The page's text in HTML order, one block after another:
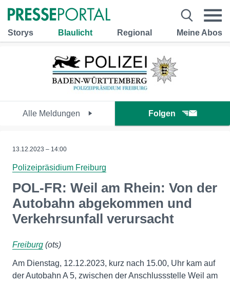
Storys Blaulicht Regional Meine Abos
Alle Meldungen Folgen
13.12.2023 – 14:00
Polizeipräsidium Freiburg
POL-FR: Weil am Rhein: Von der
Autobahn abgekommen und
Verkehrsunfall verursacht
Freiburg (ots)
Am Dienstag, 12.12.2023, kurz nach 15.00, Uhr kam auf
der Autobahn A 5, zwischen der Anschlussstelle Weil am